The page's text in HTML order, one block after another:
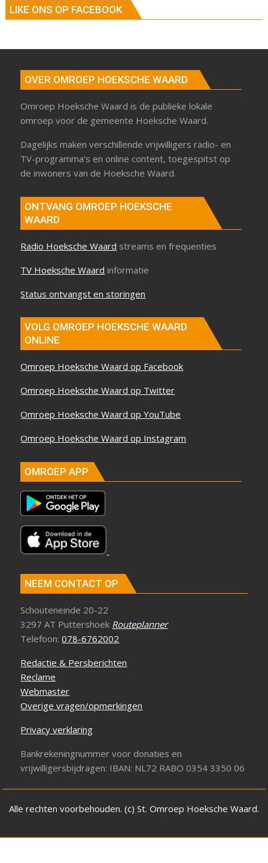
LIKE ONS OP FACEBOOK
OVER OMROEP HOEKSCHE WAARD
Omroep Hoeksche Waard is de publieke lokale
omroep voor de gemeente Hoeksche Waard.
Dagelijks maken verschillende vrijwilligers radio- en
TV-programma’s en online content, toegespitst op
de inwoners van de Hoeksche Waard.
ONTVANG OMROEP HOEKSCHE
WAARD
Radio Hoeksche Waard streams en frequenties
TV Hoeksche Waard informatie
Status ontvangst en storingen
VOLG OMROEP HOEKSCHE WAARD
ONLINE
Omroep Hoeksche Waard op Facebook
Omroep Hoeksche Waard op Twitter
Omroep Hoeksche Waard op YouTube
Omroep Hoeksche Waard op Instagram
OMROEP APP
NEEM CONTACT OP
Schouteneinde 20-22
3297 AT Puttershoek Routeplanner
Telefoon:078-6762002
Redactie & Persberichten
Reclame
Webmaster
Overige vragen/opmerkingen
Privacy verklaring
Bankrekeningnummer voor donaties en
vrijwilligersbijdragen: IBAN: NL72 RABO 0354 3350 06
Alle rechten voorbehouden. (c) St. Omroep Hoeksche Waard.